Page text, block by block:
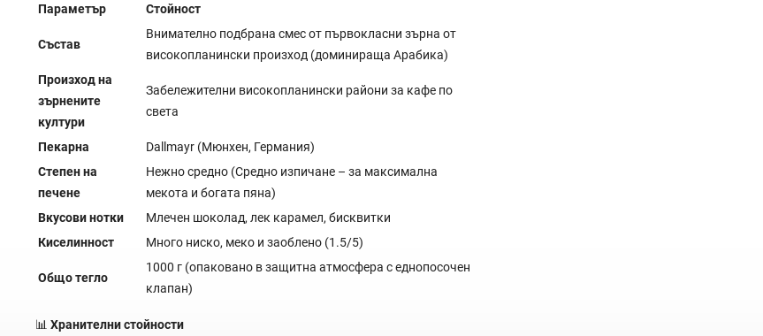
Параметър Стойност
Състав
Внимателно подбрана смес от първокласни зърна от
високопланински произход (доминираща Арабика)
Произход на
зърнените
култури
Забележителни високопланински райони за кафе по
света
Пекарна
Dallmayr (Мюнхен, Германия)
Степен на
печене
Нежно средно (Средно изпичане – за максимална
мекота и богата пяна)
Вкусови нотки
Млечен шоколад, лек карамел, бисквитки
Киселинност
Много ниско, меко и заоблено (1.5/5)
Общо тегло
1000 г (опаковано в защитна атмосфера с еднопосочен
клапан)
📊 Хранителни стойности